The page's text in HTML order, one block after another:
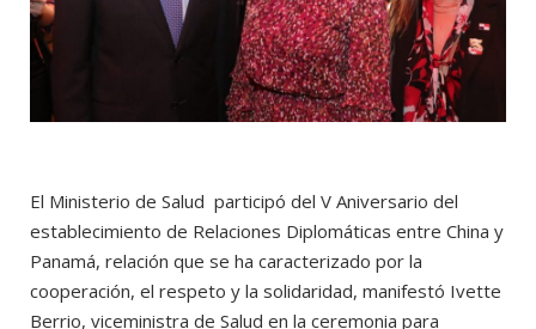
El Ministerio de Salud participó del V Aniversario del
establecimiento de Relaciones Diplomáticas entre China y
Panamá, relación que se ha caracterizado por la
cooperación, el respeto y la solidaridad, manifestó Ivette
Berrio, viceministra de Salud en la ceremonia para